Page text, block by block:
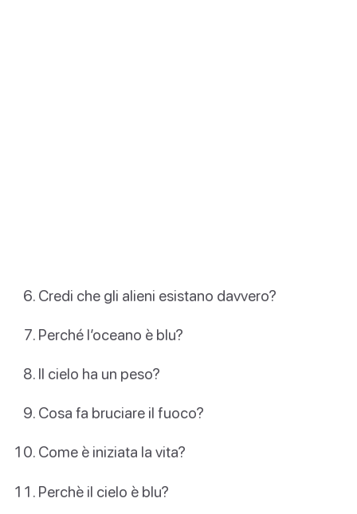
Credi che gli alieni esistano davvero?
Perché l’oceano è blu?
Il cielo ha un peso?
Cosa fa bruciare il fuoco?
Come è iniziata la vita?
Perchè il cielo è blu?